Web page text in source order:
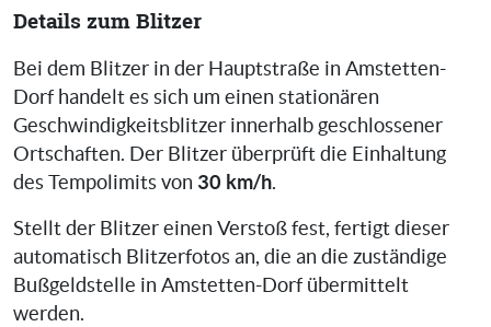
Details zum Blitzer
Bei dem Blitzer in der Hauptstraße in Amstetten-
Dorf handelt es sich um einen stationären
Geschwindigkeitsblitzer innerhalb geschlossener
Ortschaften. Der Blitzer überprüft die Einhaltung
des Tempolimits von 30 km/h.
Stellt der Blitzer einen Verstoß fest, fertigt dieser
automatisch Blitzerfotos an, die an die zuständige
Bußgeldstelle in Amstetten-Dorf übermittelt
werden.